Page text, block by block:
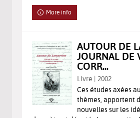
More info
AUTOUR DE
JOURNAL DE
CORR...
Livre | 2002
Ces études axées
thèmes, apportent
nouvelles sur les